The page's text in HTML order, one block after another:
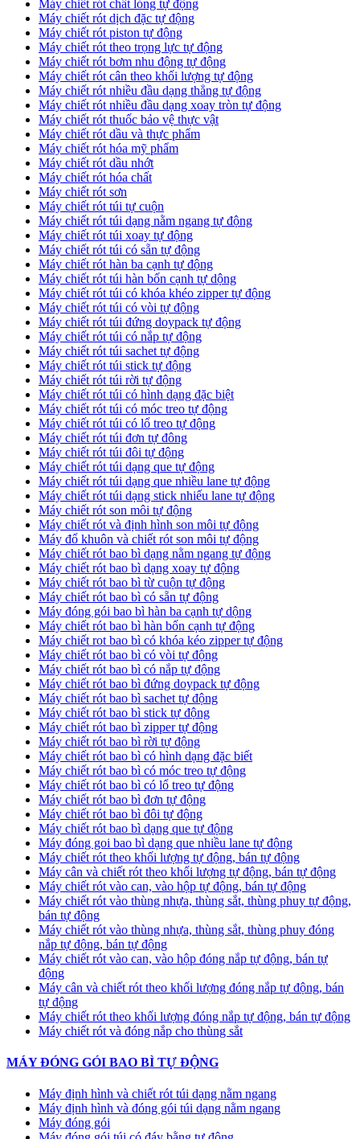
​Máy chiết rót chất lỏng tự động
​Máy chiết rót dịch đặc tự động
Máy chiết rót piston tự động
Máy chiết rót theo trọng lực tự động
​Máy chiết rót bơm nhu động tự động
Máy chiết rót cân theo khối lượng tự động
​Máy chiết rót nhiều đầu dạng thẳng tự động
​Máy chiết rót nhiều đầu dạng xoay tròn tự động
Máy chiết rót thuốc bảo vệ thực vật
Máy chiết rót dầu và thực phẩm
Máy chiết rót hóa mỹ phẩm
Máy chiết rót dầu nhớt
Máy chiết rót hóa chất
Máy chiết rót sơn
Máy chiết rót túi tự cuộn
Máy chiết rót túi dạng nằm ngang tự động
Máy chiết rót túi xoay tự động
Máy chiết rót túi có sẵn tự động
Máy chiết rót hàn ba cạnh tự động
Máy chiết rót túi hàn bốn cạnh tự dộng
Máy chiết rót túi có khóa khéo zipper tự động
Máy chiết rót túi có vòi tự động
Máy chiết rót túi đứng doypack tự động
Máy chiết rót túi có nắp tự động
Máy chiết rót túi sachet tự động
Máy chiết rót túi stick tự động
Máy chiết rót túi rời tự động
Máy chiết rót túi có hình dạng đặc biệt
Máy chiết rót túi có móc treo tự động
Máy chiết rót túi có lổ treo tự động
Máy chiết rót túi đơn tự đông
Máy chiết rót túi đôi tự động
Máy chiết rót túi dạng que tự động
Máy chiết rót túi dạng que nhiều lane tự động
Máy chiết rót túi dạng stick nhiếu lane tự động
Máy chiết rót son môi tự động
Máy chiết rót và định hình son môi tự động
Máy đổ khuôn và chiết rót son môi tự động
Máy chiết rót bao bì dạng nằm ngang tự động
Máy chiết rót bao bì dạng xoay tự động
Máy chiết rót bao bì từ cuộn tự động
Máy chiết rót bao bì có sẵn tự động
Máy đóng gói bao bì hàn ba cạnh tự dộng
Máy chiết rót bao bì hàn bốn cạnh tự động
Máy chiết rot bao bì có khóa kéo zipper tự động
Máy chiết rót bao bì có vòi tự động
Máy chiết rót bao bì có nắp tự động
Máy chiết rót bao bì đứng doypack tự động
Máy chiết rót bao bì sachet tự động
Máy chiết rót bao bì stick tự động
Máy chiết rót bao bì zipper tự động
Máy chiết rót bao bì rời tự động
Máy chiết rót bao bì có hình dạng đặc biết
Máy chiết rót bao bì có móc treo tự động
Máy chiết rót bao bì có lổ treo tự động
Máy chiết rót bao bì đơn tự động
Máy chiết rót bao bì đôi tự động
Máy chiết rót bao bì dạng que tự động
Máy đóng goi bao bì dạng que nhiều lane tự động
Máy chiết rót theo khối lượng tự động, bán tự động
Máy cân và chiết rót theo khối lượng tự động, bán tự động
Máy chiết rót vào can, vào hộp tự động, bán tự động
Máy chiết rót vào thùng nhựa, thùng sắt, thùng phuy tự động,
bán tự động
Máy chiết rót vào thùng nhựa, thùng sắt, thùng phuy đóng
nắp tự động, bán tự động
Máy chiết rót vào can, vào hộp đóng nắp tự động, bán tự
động
Máy cân và chiết rót theo khối lượng đóng nắp tự động, bán
tự động
Máy chiết rót theo khối lượng đóng nắp tự động, bán tự động
Máy chiết rót và đóng nắp cho thùng sắt
MÁY ĐÓNG GÓI BAO BÌ TỰ ĐỘNG
Máy định hình và chiết rót túi dạng nằm ngang
Máy định hình và đóng gói túi dạng nằm ngang
Máy đóng gói